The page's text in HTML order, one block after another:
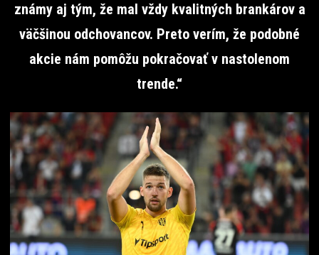
známy aj tým, že mal vždy kvalitných brankárov a
väčšinou odchovancov. Preto verím, že podobné
akcie nám pomôžu pokračovať v nastolenom
trende.“